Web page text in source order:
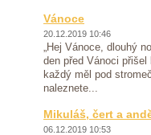
Vánoce
20.12.2019 10:46
„Hej Vánoce, dlouhý
den před Vánoci
každý měl pod
naleznete...
Mikuláš, čert a
06.12.2019 10:53